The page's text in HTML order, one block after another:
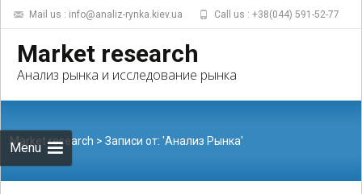
Call us : +38(044) 591-52-77
Mail us : info@analiz-rynka.kiev.ua
Market research
Анализ рынка и исследование рынка
Menu
Market research > Записи от: 'Анализ Рынка'